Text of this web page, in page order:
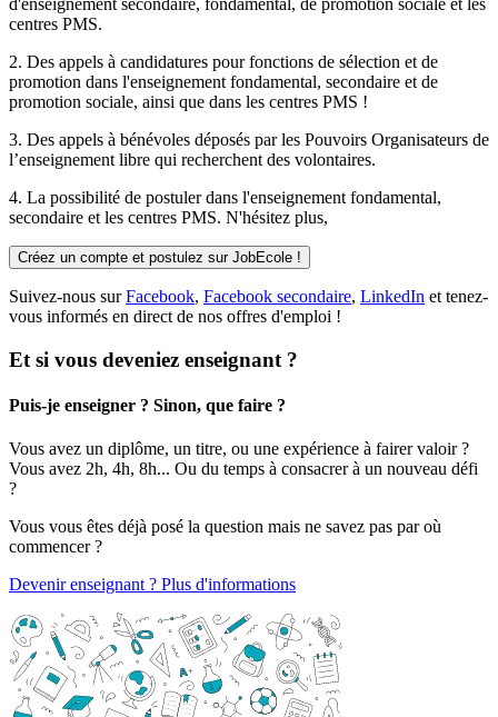
centres PMS.
2. Des appels à candidatures pour fonctions de sélection et de
promotion dans l'enseignement fondamental, secondaire et de
promotion sociale, ainsi que dans les centres PMS !
3. Des appels à bénévoles déposés par les Pouvoirs Organisateurs de
l’enseignement libre qui recherchent des volontaires.
4. La possibilité de postulerdans l'enseignement fondamental,
secondaire et les centres PMS. N'hésitez plus,
Créez un compte et postulez sur JobEcole !
Suivez-nous surFacebook, Facebook secondaire, LinkedIn et tenez-
vous informés en direct de nos offres d'emploi !
Et si vous deveniez enseignant ?
Puis-je enseigner ? Sinon, que faire ?
Vous avez un diplôme, un titre, ou une expérience à fairer valoir ?
Vous avez 2h, 4h, 8h... Ou du temps à consacrer à un nouveau défi
?
Vous vous êtes déjà posé la question mais ne savez pas par où
commencer ?
Devenir enseignant ? Plus d'informations